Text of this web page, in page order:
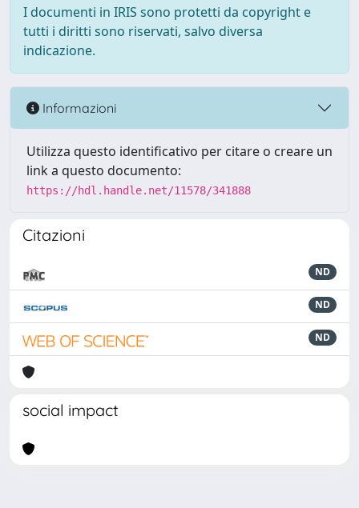
I documenti in IRIS sono protetti da copyright e
tutti i diritti sono riservati, salvo diversa
indicazione.
Informazioni
Utilizza questo identificativo per citare o creare un
link a questo documento:
https://hdl.handle.net/11578/341888
Citazioni
ND
ND
ND
social impact